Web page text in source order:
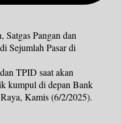
TPID saat akan
kumpul di depan Bank
Kamis (6/2/2025).